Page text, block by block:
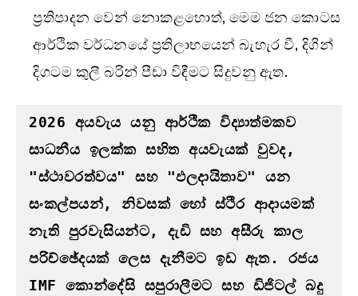
ප්‍රතිපාදන වෙන් නොකළහොත්, මෙම ජන කොටස
ආර්ථික වර්ධනයේ ප්‍රතිලාභයෙන් බැහැර වී, දිගින්
දිගටම කුලී බරින් පීඩා විඳීමට සිදුවනු ඇත.
2026 අයවැය යනු ආර්ථික විද්‍යාත්මකව
සාධනීය ඉලක්ක සහිත අයවැයක් වුවද,
"ස්ථාවරත්වය" සහ "ඵලදායිතාව" යන
සංකල්පයන්, නිවසක් හෝ ස්ථිර ආදායමක්
නැති පුරවැසියන්ට, දැඩි සහ අසීරු කාල
පරිච්ඡේදයක් ලෙස දැනීමට ඉඩ ඇත. රජය
IMF කොන්දේසි සපුරාලීමට සහ ඩිජිටල් බදු